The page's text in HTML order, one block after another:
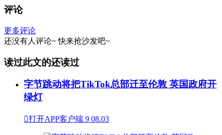
评论
更多评论
还没有人评论~ 快来抢沙发吧~
读过此文的还读过
字节跳动将把TikTok总部迁至伦敦 英国政府开
绿灯
打开APP客户端 9 08.03